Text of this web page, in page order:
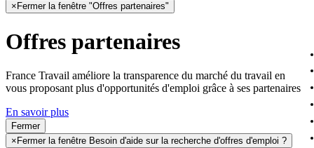
× Fermer la fenêtre "Offres partenaires"
Offres partenaires
France Travail améliore la transparence du marché du travail en
vous proposant plus d'opportunités d'emploi grâce à ses partenaires
En savoir plus
Fermer
× Fermer la fenêtre Besoin d'aide sur la recherche d'offres d'emploi ?